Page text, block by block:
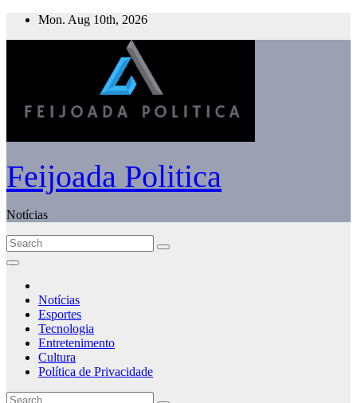
Skip
Mon. Aug 10th, 2026
Feijoada Politica
Notícias
Notícias
Esportes
Tecnologia
Entretenimento
Cultura
Política de Privacidade